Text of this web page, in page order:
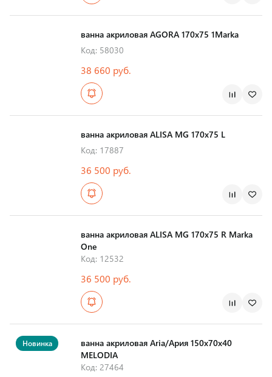
ванна акриловая AGORA 170х75 1Marka
Код: 58030
38 660 руб.
ванна акриловая ALISA MG 170х75 L
Код: 17887
36 500 руб.
ванна акриловая ALISA MG 170х75 R Marka
One
Код: 12532
36 500 руб.
ванна акриловая Aria/Ария 150х70х40
MELODIA
Код: 27464
Новинка